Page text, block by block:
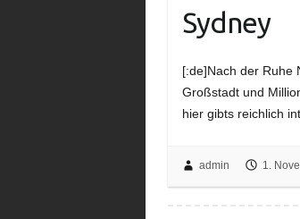
Sydney
[:de]Nach der Ruhe
Großstadt und
hier gibts reichlich
admin 1.